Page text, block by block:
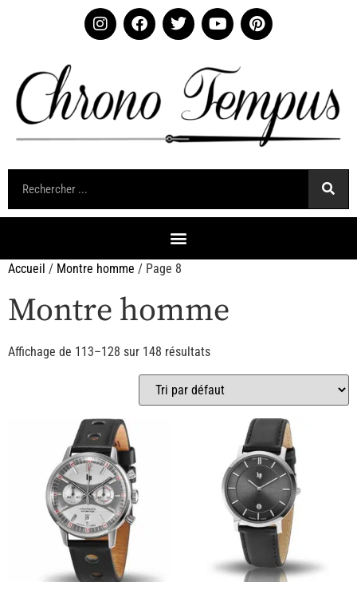
Accueil / Montre homme / Page 8
Montre homme
Affichage de 113–128 sur 148 résultats